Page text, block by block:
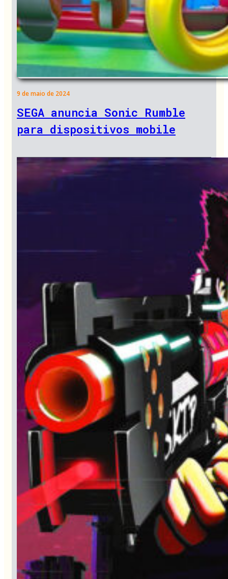
9 de maio de 2024
SEGA anuncia Sonic Rumble
para dispositivos mobile